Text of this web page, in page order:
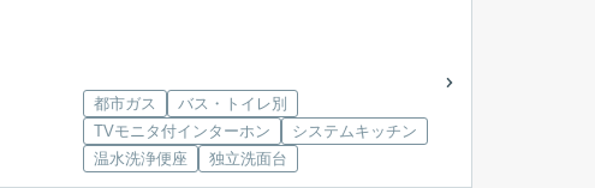
都市ガス
バス・トイレ別
TVモニタ付インターホン
システムキッチン
温水洗浄便座
独立洗面台